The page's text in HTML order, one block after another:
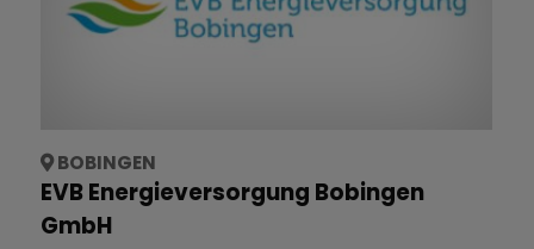
BOBINGEN
EVB Energieversorgung Bobingen
GmbH